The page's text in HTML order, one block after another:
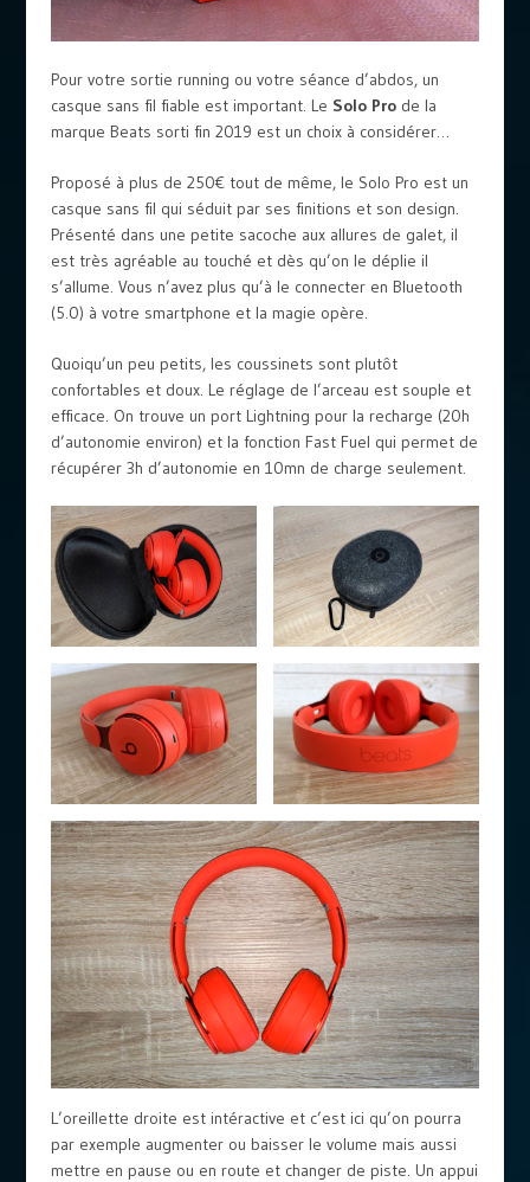
Pour votre sortie running ou votre séance d’abdos, un
casque sans fil fiable est important. Le Solo Prode la
marque Beats sorti fin 2019 est un choix à considérer…
Proposé à plus de 250€ tout de même, le Solo Pro est un
casque sans fil qui séduit par ses finitions et son design.
Présenté dans une petite sacoche aux allures de galet, il
est très agréable au touché et dès qu’on le déplie il
s’allume. Vous n’avez plus qu’à le connecter en Bluetooth
(5.0) à votre smartphone et la magie opère.
Quoiqu’un peu petits, les coussinets sont plutôt
confortables et doux. Le réglage de l’arceau est souple et
efficace. On trouve un port Lightning pour la recharge (20h
d’autonomie environ) et la fonction Fast Fuel qui permet de
récupérer 3h d’autonomie en 10mn de charge seulement.
L’oreillette droite est intéractive et c’est ici qu’on pourra
par exemple augmenter ou baisser le volume mais aussi
mettre en pause ou en route et changer de piste. Un appui